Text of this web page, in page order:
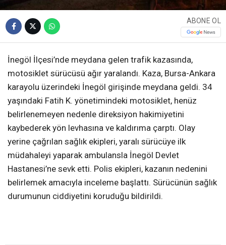
ABONE OL
İnegöl İlçesi’nde meydana gelen trafik kazasında,
motosiklet sürücüsü ağır yaralandı. Kaza, Bursa-Ankara
karayolu üzerindeki İnegöl girişinde meydana geldi. 34
yaşındaki Fatih K. yönetimindeki motosiklet, henüz
belirlenemeyen nedenle direksiyon hakimiyetini
kaybederek yön levhasına ve kaldırıma çarptı. Olay
yerine çağrılan sağlık ekipleri, yaralı sürücüye ilk
müdahaleyi yaparak ambulansla İnegöl Devlet
Hastanesi’ne sevk etti. Polis ekipleri, kazanın nedenini
belirlemek amacıyla inceleme başlattı. Sürücünün sağlık
durumunun ciddiyetini koruduğu bildirildi.